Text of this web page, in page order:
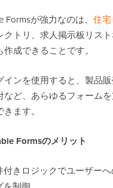
Formsが強力なのは、 住
クトリ、求人掲示板リス
成できることです。
インを使用すると、製品
など、あらゆるフォーム
ます。
Formsのメリット
付きロジックでユーザーへ